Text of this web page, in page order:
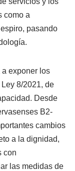
como a
pasando
exponer los
8/2021, de
Desde
B2-
cambios
a la dignidad,
con
las medidas de